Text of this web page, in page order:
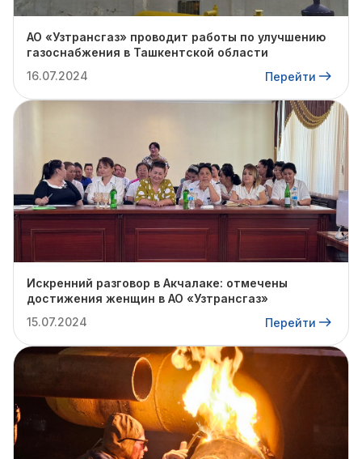
АО «Узтрансгаз» проводит работы по улучшению
газоснабжения в Ташкентской области
16.07.2024
Перейти
Искренний разговор в Акчалаке: отмечены
достижения женщин в АО «Узтрансгаз»
15.07.2024
Перейти